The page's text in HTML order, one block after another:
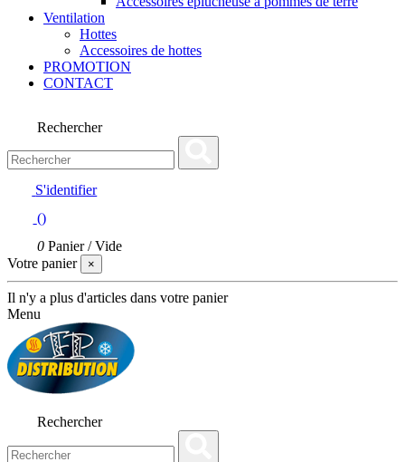
Ventilation
Hottes
Accessoires de hottes
PROMOTION
CONTACT
Rechercher
S'identifier
()
0 Panier /Vide
Votre panier
×
Il n'y a plus d'articles dans votre panier
Menu
Rechercher